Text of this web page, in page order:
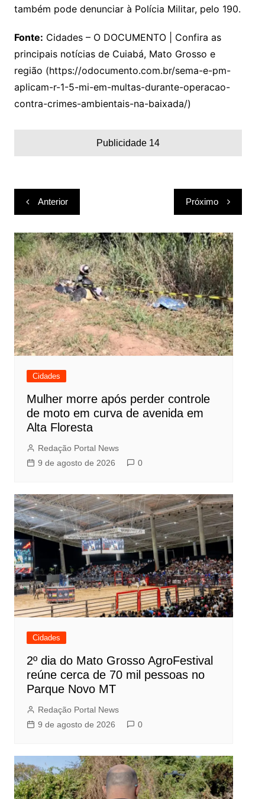
também pode denunciar à Polícia Militar, pelo 190.
Fonte: Cidades – O DOCUMENTO | Confira as
principais notícias de Cuiabá, Mato Grosso e
região (https://odocumento.com.br/sema-e-pm-
aplicam-r-1-5-mi-em-multas-durante-operacao-
contra-crimes-ambientais-na-baixada/)
Publicidade 14
Navegação
de
Post
Anterior Próximo
Cidades
Mulher morre após perder controle
de moto em curva de avenida em
Alta Floresta
Redação Portal News
9 de agosto de 2026
0
Cidades
2º dia do Mato Grosso AgroFestival
reúne cerca de 70 mil pessoas no
Parque Novo MT
Redação Portal News
9 de agosto de 2026
0